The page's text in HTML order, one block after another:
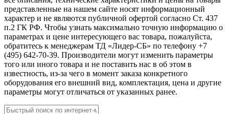
представленные на нашем сайте носят информационный
характер и не являются публичной офертой согласно Ст. 437
п.2 ГК РФ. Чтобы узнать максимально точную информацию о
параметрах и цене интересующего вас товара, пожалуйста,
обратитесь к менеджерам ТД «Лидер-СБ» по телефону +7
(495) 642-70-39. Производители могут изменить параметры
того или иного товара и не поставить нас в об этом в
известность, из-за чего в момент заказа конкретного
оборудования его внешний вид, комплектация, цена и другие
параметры могут отличаться от указанных ранее.